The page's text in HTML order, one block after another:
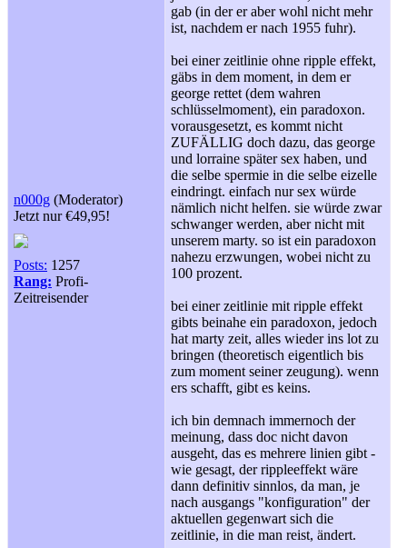
n000g (Moderator)
Jetzt nur €49,95!
Posts: 1257
Rang: Profi-
Zeitreisender
gab (in der er aber wohl nicht mehr
ist, nachdem er nach 1955 fuhr).
bei einer zeitlinie ohne ripple effekt,
gäbs in dem moment, in dem er
george rettet (dem wahren
schlüsselmoment), ein paradoxon.
vorausgesetzt, es kommt nicht
ZUFÄLLIG doch dazu, das george
und lorraine später sex haben, und
die selbe spermie in die selbe eizelle
eindringt. einfach nur sex würde
nämlich nicht helfen. sie würde zwar
schwanger werden, aber nicht mit
unserem marty. so ist ein paradoxon
nahezu erzwungen, wobei nicht zu
100 prozent.
bei einer zeitlinie mit ripple effekt
gibts beinahe ein paradoxon, jedoch
hat marty zeit, alles wieder ins lot zu
bringen (theoretisch eigentlich bis
zum moment seiner zeugung). wenn
ers schafft, gibt es keins.
ich bin demnach immernoch der
meinung, dass doc nicht davon
ausgeht, das es mehrere linien gibt -
wie gesagt, der rippleeffekt wäre
dann definitiv sinnlos, da man, je
nach ausgangs "konfiguration" der
aktuellen gegenwart sich die
zeitlinie, in die man reist, ändert.